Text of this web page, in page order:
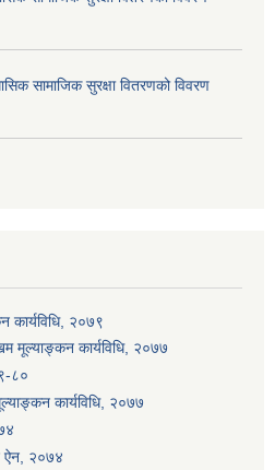
सामाजिक सुरक्षा वितरणको विवरण
कार्यविधि, २०७९
मूल्याङ्कन कार्यविधि, २०७७
८०
कार्यविधि, २०७७
ऐन, २०७४